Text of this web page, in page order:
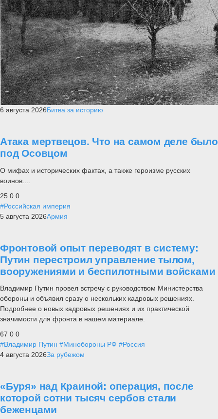
6 августа 2026Битва за историю
Атака мертвецов. Что на самом деле было
под Осовцом
О мифах и исторических фактах, а также героизме русских
воинов....
25 0 0
#Российская империя
5 августа 2026Армия
Фронтовой опыт переводят в систему:
Путин перестроил управление тылом,
вооружениями и беспилотными войсками
Владимир Путин провел встречу с руководством Министерства
обороны и объявил сразу о нескольких кадровых решениях.
Подробнее о новых кадровых решениях и их практической
значимости для фронта в нашем материале.
67 0 0
#Владимир Путин #Минобороны РФ #Россия
4 августа 2026За рубежом
«Буря» над Краиной: операция, после
которой сотни тысяч сербов стали
беженцами